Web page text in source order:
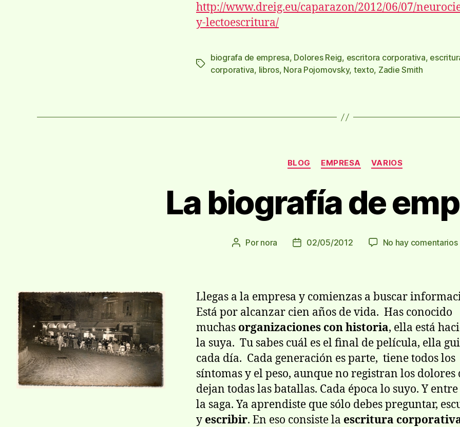
http://www.dreig.eu/caparazon/2012/06/07/
y-lectoescritura/
Etiquetas
biografa de empresa, Dolores Reig, escritora corporativa,
corporativa, libros, Nora Pojomovsky, texto, Zadie Smith
Categorías
BLOG EMPRESA VARIOS
La biografía de
Autor
Por nora
Fecha02/05/2012 No hay comentarios
Llegas a la empresa y comienzas a buscar
Está por alcanzar cien años de vida. Has conocido
muchas organizaciones con historia, ella está
la suya. Tu sabes cuál es el final de película, ella
cada día. Cada generación es parte, tiene todos los
síntomas y el peso, aunque no registran los dolores
dejan todas las batallas. Cada época lo suyo. Y
la saga. Ya aprendiste que sólo debes preguntar,
y escribir. En eso consiste la escritura